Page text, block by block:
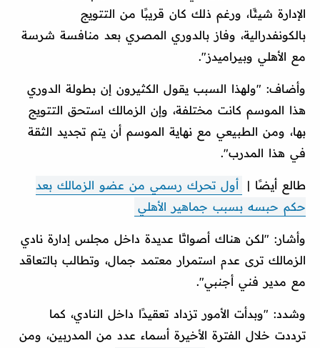
الإدارة شيئًا، ورغم ذلك كان قريبًا من التتويج
بالكونفدرالية، وفاز بالدوري المصري بعد منافسة شرسة
مع الأهلي وبيراميدز".
وأضاف: "ولهذا السبب يقول الكثيرون إن بطولة الدوري
هذا الموسم كانت مختلفة، وإن الزمالك استحق التتويج
بها، ومن الطبيعي مع نهاية الموسم أن يتم تجديد الثقة
في هذا المدرب".
طالع أيضًا |
أول تحرك رسمي من عضو الزمالك بعد
حكم حبسه بسبب جماهير الأهلي
وأشار: "لكن هناك أصواتًا عديدة داخل مجلس إدارة نادي
الزمالك ترى عدم استمرار معتمد جمال، وتطالب بالتعاقد
مع مدير فني أجنبي".
وشدد: "وبدأت الأمور تزداد تعقيدًا داخل النادي، كما
ترددت خلال الفترة الأخيرة أسماء عدد من المدربين، ومن